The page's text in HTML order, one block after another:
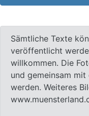
Sämtliche Texte
veröffentlicht
willkommen. Die
und gemeinsam
werden. Weiteres